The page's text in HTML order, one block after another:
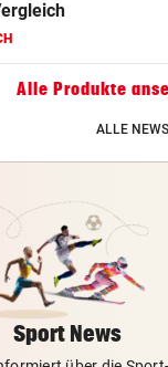
Vergleich
Alle Produkte
ALLE
Sport News